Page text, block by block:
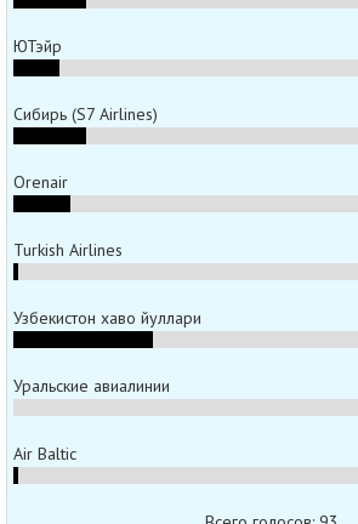
ЮТэйр
Сибирь (S7 Airlines)
Orenair
Turkish Airlines
Узбекистон хаво йуллари
Уральские авиалинии
Air Baltic